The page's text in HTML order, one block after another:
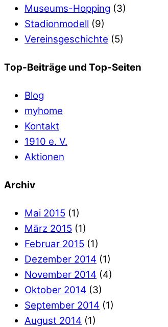
Museums-Hopping (3)
Stadionmodell (9)
Vereinsgeschichte (5)
Top-Beiträge und Top-Seiten
Blog
myhome
Kontakt
1910 e. V.
Aktionen
Archiv
Mai 2015 (1)
März 2015 (1)
Februar 2015 (1)
Dezember 2014 (1)
November 2014 (4)
Oktober 2014 (3)
September 2014 (1)
August 2014 (1)